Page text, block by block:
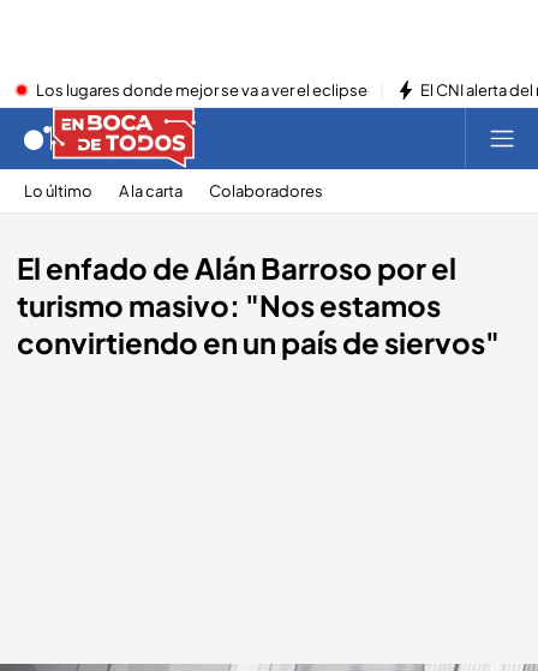
Los lugares donde mejor se va a ver el eclipse El CNI alerta
Lo último A la carta Colaboradores
El enfado de Alán Barroso por el
turismo masivo: "Nos estamos
convirtiendo en un país de siervos"